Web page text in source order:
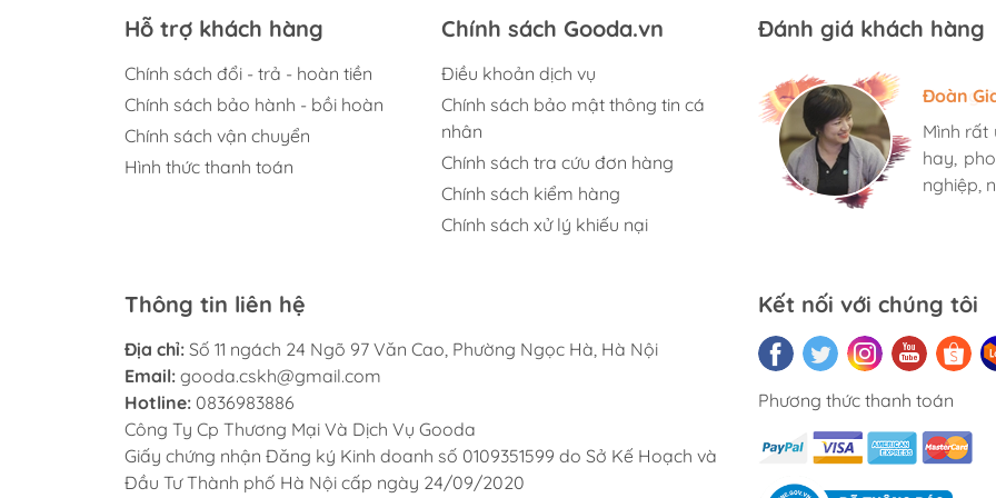
Hỗ trợ khách hàng
Chính sách đổi - trả - hoàn tiền
Chính sách bảo hành - bồi hoàn
Chính sách vận chuyển
Hình thức thanh toán
Chính sách Gooda.vn
Điều khoản dịch vụ
Chính sách bảo mật thông tin cá
nhân
Chính sách tra cứu đơn hàng
Chính sách kiểm hàng
Chính sách xử lý khiếu nại
Đánh giá khách hàng
Hương
Mình rất
hay,
nghiệp,
Đoàn
Mình rất
hay,
nghiệp,
Ngọc
Mình rất
hay,
nghiệp,
Thông tin liên hệ
Địa chỉ: Số 11 ngách 24 Ngõ 97 Văn Cao, Phường Ngọc Hà, Hà Nội
Email: gooda.cskh@gmail.com
Hotline: 0836983886
Công Ty Cp Thương Mại Và Dịch Vụ Gooda
Giấy chứng nhận Đăng ký Kinh doanh số 0109351599 do Sở Kế Hoạch và
Đầu Tư Thành phố Hà Nội cấp ngày 24/09/2020
Kết nối với chúng tôi
Phương thức thanh toán